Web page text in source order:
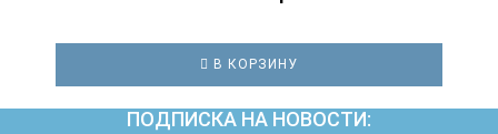
В КОРЗИНУ
ПОДПИСКА НА НОВОСТИ: